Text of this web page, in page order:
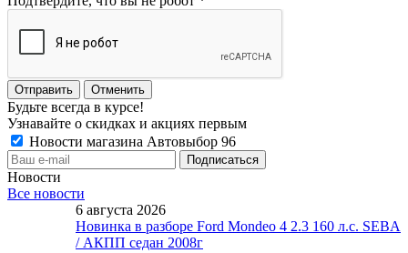
Отменить
Будьте всегда в курсе!
Узнавайте о скидках и акциях первым
Новости магазина Автовыбор 96
Новости
Все новости
6 августа 2026
Новинка в разборе Ford Mondeo 4 2.3 160 л.с. SEBA
/ АКПП седан 2008г